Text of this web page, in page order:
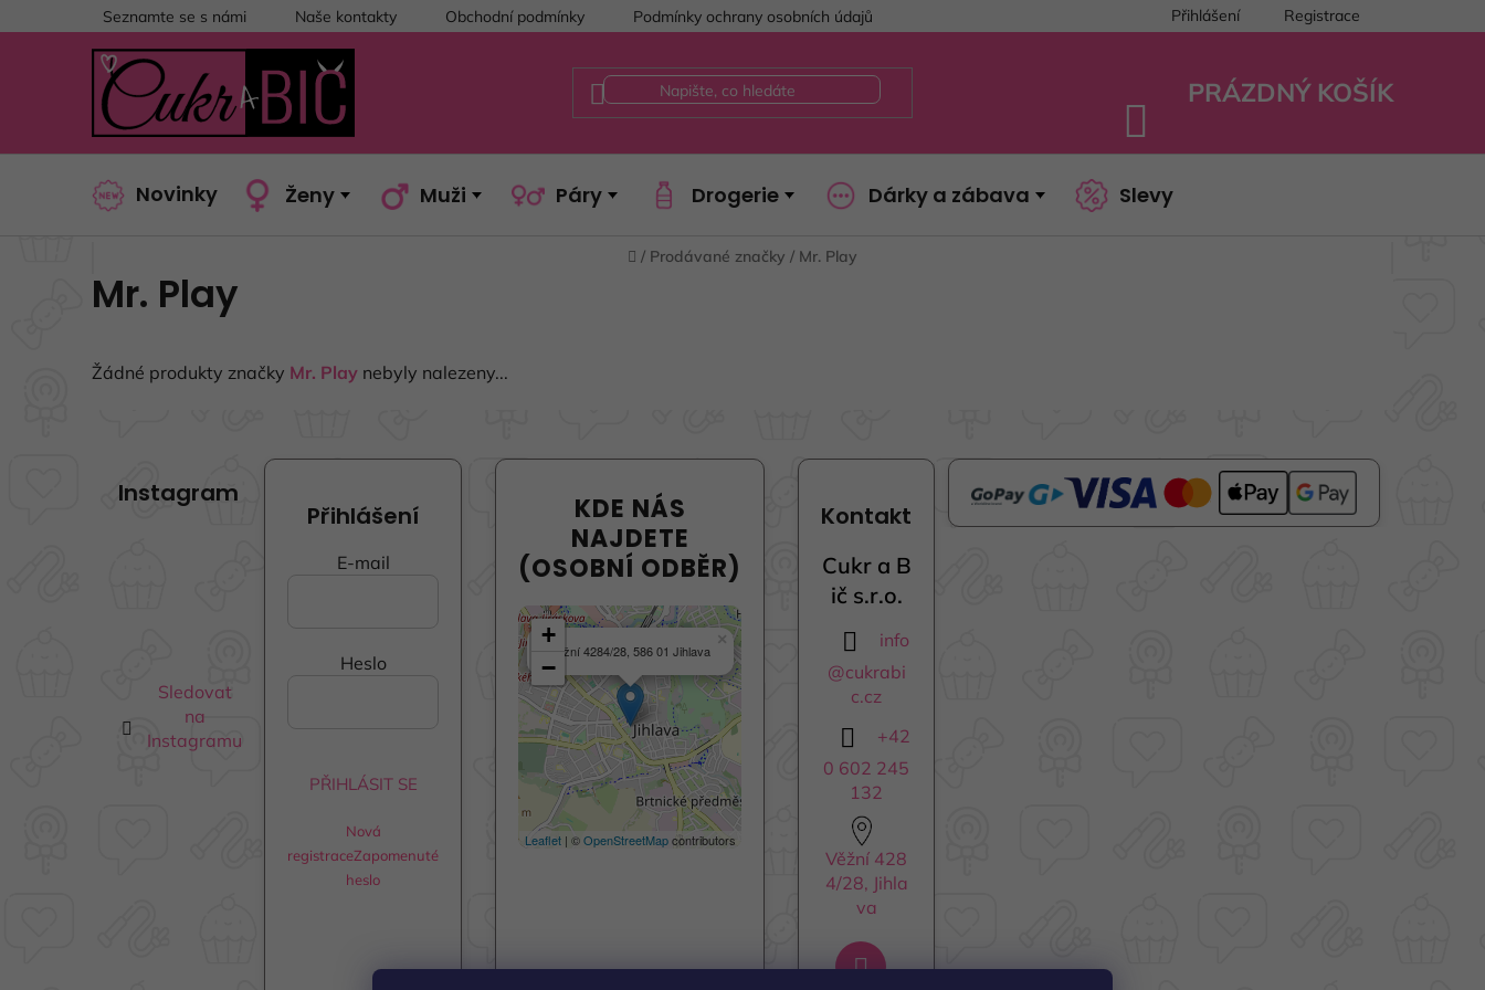
na
Seznamte se s námi Naše kontakty Obchodní podmínky Podmínky ochrany osobních údajů Přihlášení Registrace
PRÁZDNÝ KOŠÍK
Novinky Ženy Muži Páry Drogerie Dárky a zábava Slevy
Domů
/ Prodávané značky / Mr. Play
Mr. Play
Žádné produkty značky Mr. Play nebyly nalezeny...
Instagram
Sledovat
na
Instagramu
Přihlášení
E-mail
Heslo
PŘIHLÁSIT SE
Nová
registraceZapomenuté
heslo
KDE NÁS
NAJDETE
(OSOBNÍ ODBĚR)
Věžní 4284/28, 586 01 Jihlava
×
+
−
Leaflet | ©OpenStreetMapcontributors
Kontakt
Cukr a B
ič s.r.o.
info
@cukrabi
c.cz
+42
0 602 245
132
Věžní 428
4/28, Jihla
va